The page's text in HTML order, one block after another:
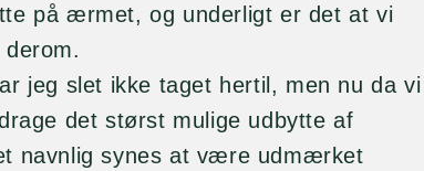
på ærmet, og underligt er det at vi
jeg slet ikke taget hertil, men nu da vi
det størst mulige udbytte af
navnlig synes at være udmærket